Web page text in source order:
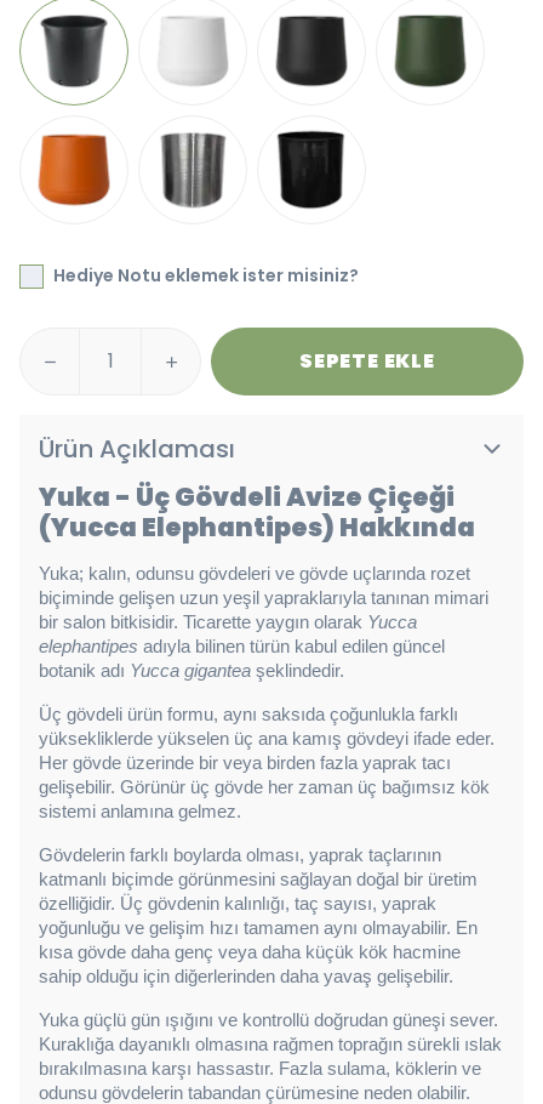
Hediye Notu eklemek ister misiniz?
SEPETE EKLE
Ürün Açıklaması
Yuka - Üç Gövdeli Avize Çiçeği
(Yucca Elephantipes) Hakkında
Yuka; kalın, odunsu gövdeleri ve gövde uçlarında rozet
biçiminde gelişen uzun yeşil yapraklarıyla tanınan mimari
bir salon bitkisidir. Ticarette yaygın olarak Yucca
elephantipes adıyla bilinen türün kabul edilen güncel
botanik adı Yucca gigantea şeklindedir.
Üç gövdeli ürün formu, aynı saksıda çoğunlukla farklı
yüksekliklerde yükselen üç ana kamış gövdeyi ifade eder.
Her gövde üzerinde bir veya birden fazla yaprak tacı
gelişebilir. Görünür üç gövde her zaman üç bağımsız kök
sistemi anlamına gelmez.
Gövdelerin farklı boylarda olması, yaprak taçlarının
katmanlı biçimde görünmesini sağlayan doğal bir üretim
özelliğidir. Üç gövdenin kalınlığı, taç sayısı, yaprak
yoğunluğu ve gelişim hızı tamamen aynı olmayabilir. En
kısa gövde daha genç veya daha küçük kök hacmine
sahip olduğu için diğerlerinden daha yavaş gelişebilir.
Yuka güçlü gün ışığını ve kontrollü doğrudan güneşi sever.
Kuraklığa dayanıklı olmasına rağmen toprağın sürekli ıslak
bırakılmasına karşı hassastır. Fazla sulama, köklerin ve
odunsu gövdelerin tabandan çürümesine neden olabilir.